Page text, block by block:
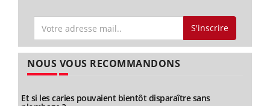
S'inscrire
NOUS VOUS RECOMMANDONS
Et si les caries pouvaient bientôt disparaître sans